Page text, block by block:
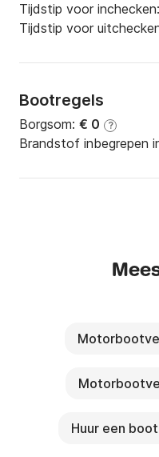
Tijdstip voor inchecken:
Tijdstip voor
Bootregels
Borgsom: € 0 ?
Brandstof inbegrepen
Huur een